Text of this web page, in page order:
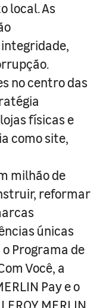
local. As
no centro das
físicas e
como site,
milhão de
reformar
únicas
Programa de
Você, a
Pay e o
MERLIN